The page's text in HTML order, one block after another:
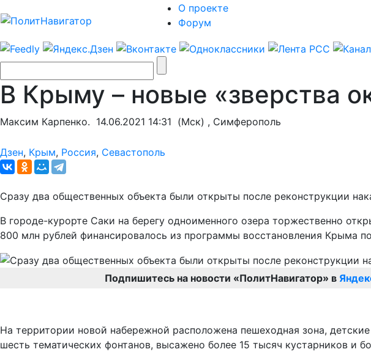
О проекте
Форум
В Крыму – новые «зверства
Максим Карпенко. 14.06.2021 14:31 (Мск) , Симферополь
Дзен, Крым, Россия, Севастополь
Сразу два общественных объекта были открыты после реконструкции
В городе-курорте Саки на берегу одноименного озера торжественно
800 млн рублей финансировалось из программы восстановления Крыма
Подпишитесь на новости «ПолитНавигатор» в
На территории новой набережной расположена пешеходная зона,
шесть тематических фонтанов, высажено более 15 тысяч кустарников и